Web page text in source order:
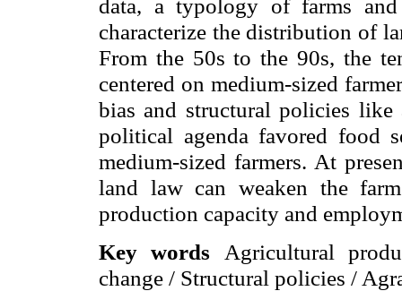
data, a typology of farms
characterize the distribution of
From the 50s to the 90s, the
centered on medium-sized
bias and structural policies
political agenda favored food
medium-sized farmers. At
land law can weaken the
production capacity and
Key words Agricultural
change / Structural policies /